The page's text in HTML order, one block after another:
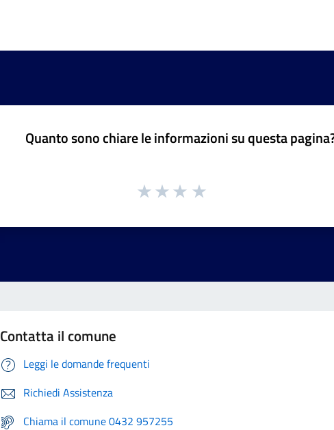
Quanto sono chiare le informazioni su questa
Contatta il comune
Leggi le domande frequenti
Richiedi Assistenza
Chiama il comune 0432 957255